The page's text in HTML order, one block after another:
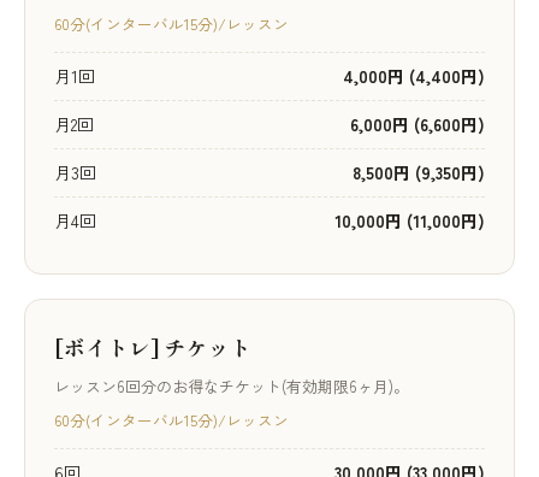
60分(インターバル15分)/レッスン
月1回
4,000円 (4,400円)
月2回
6,000円 (6,600円)
月3回
8,500円 (9,350円)
月4回
10,000円 (11,000円)
[ボイトレ] チケット
レッスン6回分のお得なチケット(有効期限6ヶ月)。
60分(インターバル15分)/レッスン
6回 30,000円 (33,000円)